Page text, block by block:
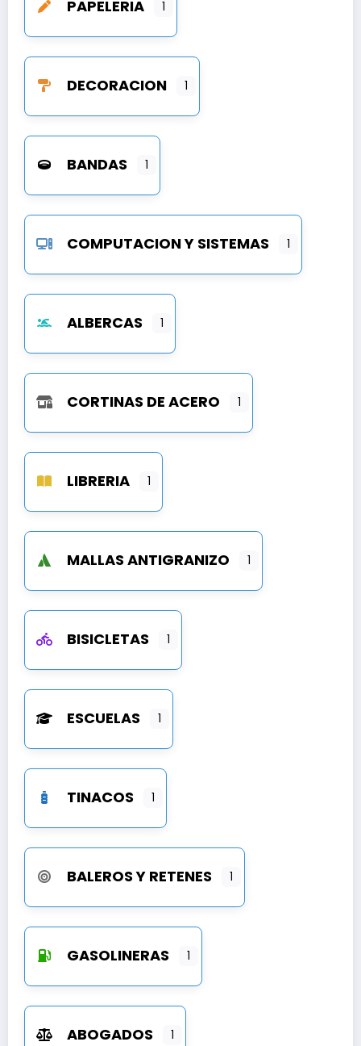
PAPELERIA 1
DECORACION 1
BANDAS 1
COMPUTACION Y SISTEMAS 1
ALBERCAS 1
CORTINAS DE ACERO 1
LIBRERIA 1
MALLAS ANTIGRANIZO 1
BISICLETAS 1
ESCUELAS 1
TINACOS 1
BALEROS Y RETENES 1
GASOLINERAS 1
ABOGADOS 1